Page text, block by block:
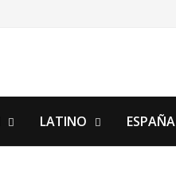
LATINO ESPAÑA